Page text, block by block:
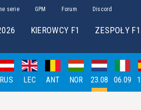
serie GPM Forum Discord
KIEROWCY F1 ZESPOŁY F1
RUS LEC ANT NOR 23.08 06.09